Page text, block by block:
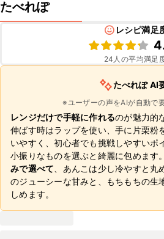
たべれぽ
レシピ満足
24 人の平均満足
たべれぽ AI
※ユーザーの声をAIが自動で
レンジだけで手軽に作れるのが魅力的
伸ばす時はラップを使い、手に片栗粉
いやすく、初心者でも挑戦しやすいポ
小振りなものを選ぶと綺麗に包めます。
みで選べて 、あんこは少し冷やすと
のジューシーな甘みと、もちもちの生
しめます。